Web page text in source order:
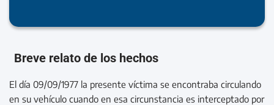
Breve relato de los hechos
El día 09/09/1977 la presente víctima se encontraba circulando
en su vehículo cuando en esa circunstancia es interceptado por